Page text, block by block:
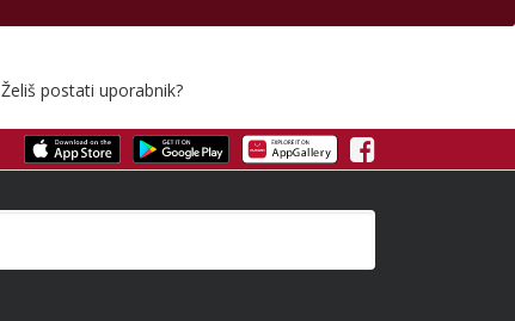
Facebook
Želiš postati uporabnik?